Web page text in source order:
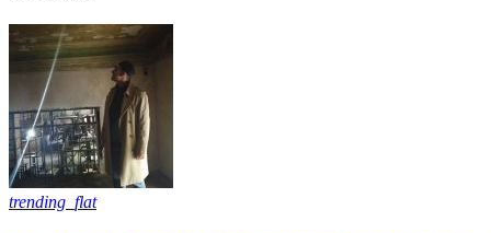
trending_flat